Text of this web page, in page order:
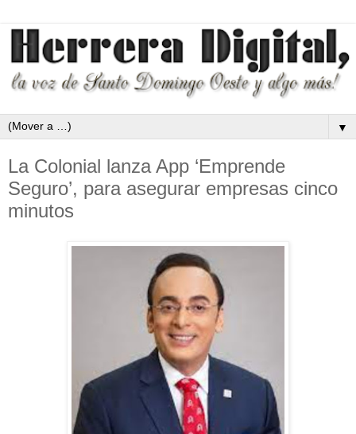
▼
La Colonial lanza App ‘Emprende
Seguro’, para asegurar empresas cinco
minutos